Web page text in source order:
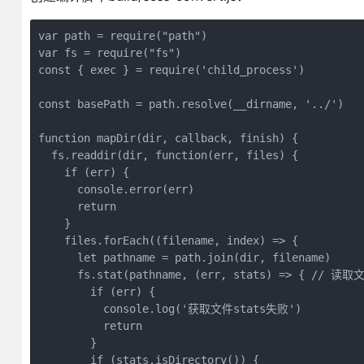
var path = require("path")
var fs = require("fs")
const { exec } = require('child_process')
const basePath = path.resolve(__dirname, '../')
function mapDir(dir, callback, finish) {
  fs.readdir(dir, function(err, files) {
    if (err) {
      console.error(err)
      return
    }
    files.forEach((filename, index) => {
      let pathname = path.join(dir, filename)
fs.stat(pathname, (err, stats) => { // 读取文
        if (err) {
          console.log('获取文件stats失败')
          return
        }
        if (stats.isDirectory()) {